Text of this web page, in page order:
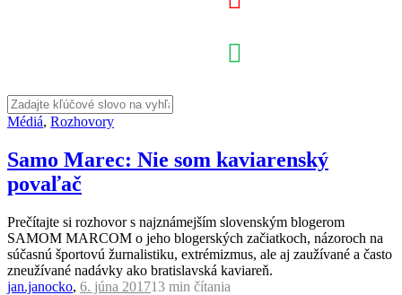
Médiá, Rozhovory
Samo Marec: Nie som kaviarenský
povaľač
Prečítajte si rozhovor s najznámejším slovenským blogerom
SAMOM MARCOM o jeho blogerských začiatkoch, názoroch na
súčasnú športovú žurnalistiku, extrémizmus, ale aj zaužívané a často
zneužívané nadávky ako bratislavská kaviareň.
jan.janocko, 6. júna 201713 min čítania